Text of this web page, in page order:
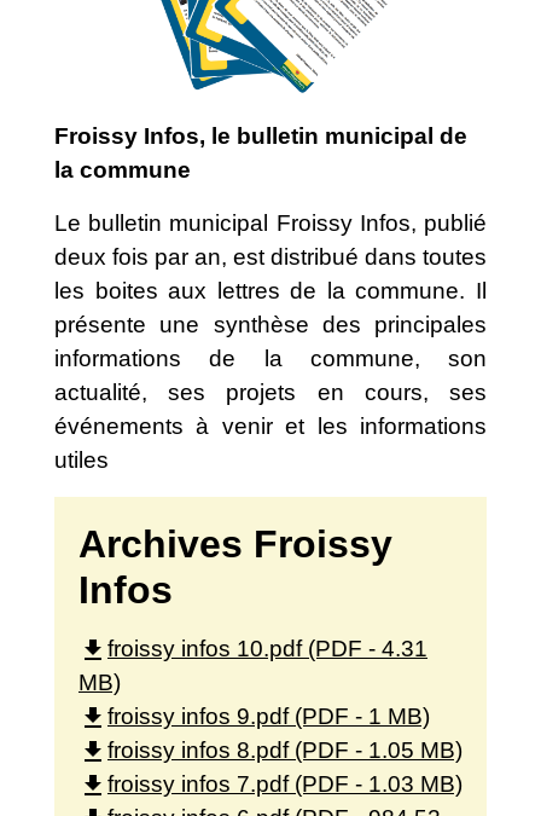
Froissy Infos, le bulletin municipal de
la commune
Le bulletin municipal Froissy Infos, publié
deux fois par an, est distribué dans toutes
les boites aux lettres de la commune. Il
présente une synthèse des principales
informations de la commune, son
actualité, ses projets en cours, ses
événements à venir et les informations
utiles
Archives Froissy
Infos
file_download froissy infos 10.pdf (PDF - 4.31
MB)
file_download froissy infos 9.pdf (PDF - 1 MB)
file_download froissy infos 8.pdf (PDF - 1.05 MB)
file_download froissy infos 7.pdf (PDF - 1.03 MB)